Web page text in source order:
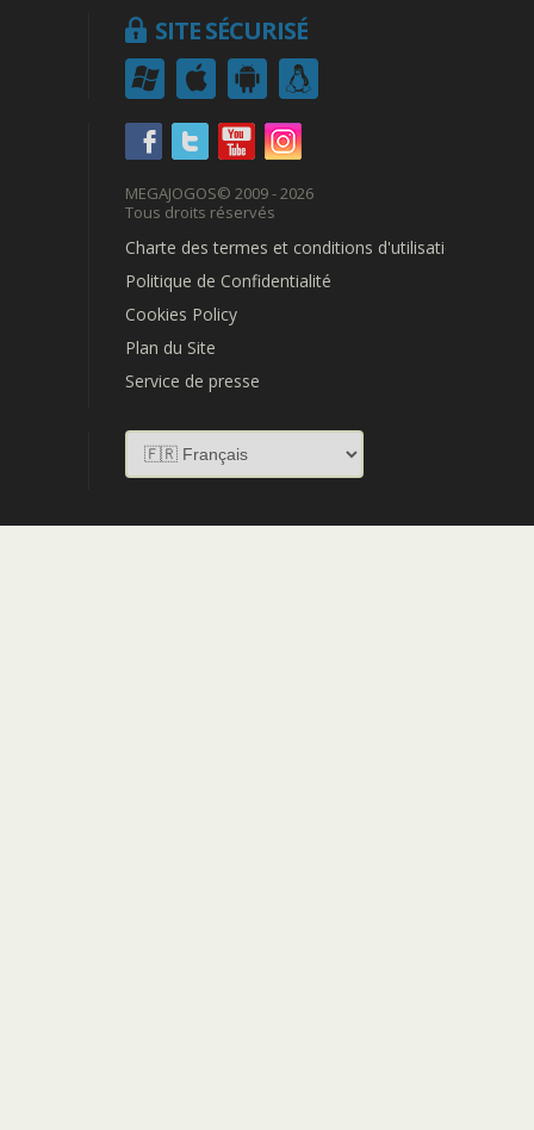
SITE SÉCURISÉ
MEGAJOGOS© 2009 - 2026
Tous droits réservés
Charte des termes et conditions d'utilisation
Politique de Confidentialité
Cookies Policy
Plan du Site
Service de presse